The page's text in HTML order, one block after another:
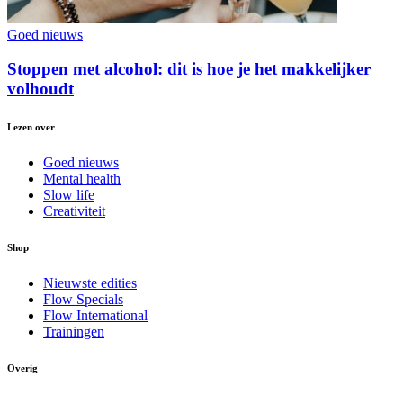
Goed nieuws
Stoppen met alcohol: dit is hoe je het makkelijker
volhoudt
Lezen over
Goed nieuws
Mental health
Slow life
Creativiteit
Shop
Nieuwste edities
Flow Specials
Flow International
Trainingen
Overig